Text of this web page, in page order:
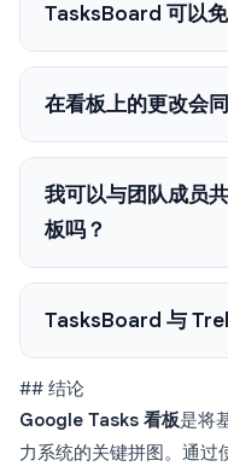
TasksBoard 可以
在看板上的更改会
我可以与团队成员
板吗？
TasksBoard 与
## 结论
Google Tasks 看板是将
力系统的关键拼图。通过